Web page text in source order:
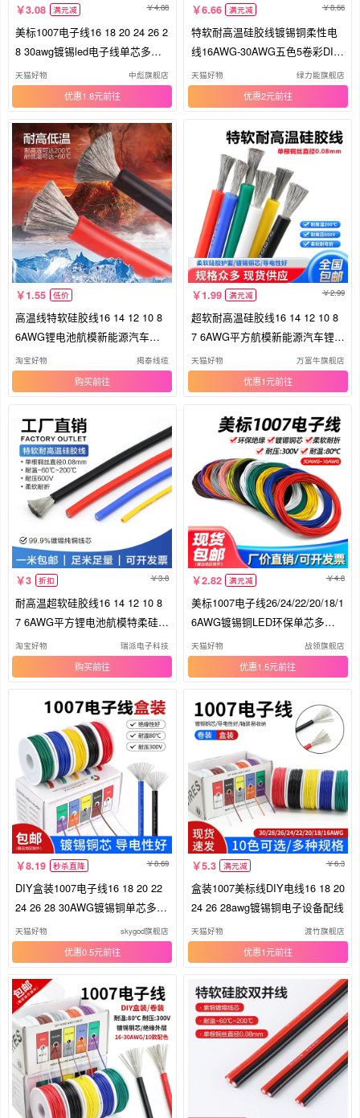
3.08 满元减 4.88
美标1007电子线16 18 20 24 26 2
8 30awg镀锡led电子线单芯多股
线
天猫好物 中彪旗舰店
优惠1.8元
6.66 满元减 8.66
特软耐高温硅胶线镀锡铜柔性电
线16AWG-30AWG五色5卷彩DIY
盒装线
天猫好物 绿力能旗舰店
优惠2元
1.55 低价
高温线特软硅胶线16 14 12 10 8
6AWG锂电池航模新能源汽车导
线
淘宝好物 揭泰线缆
购买
1.99 满元减 2.99
超软耐高温硅胶线16 14 12 10 8
7 6AWG平方航模新能源汽车锂电
池
天猫好物 万富牛旗舰店
优惠1元
3 折扣 3.8
耐高温超软硅胶线16 14 12 10 8
7 6AWG平方锂电池航模特柔硅胶
线
淘宝好物 瑞派电子科技
购买
2.82 满元减 4.8
美标1007电子线26/24/22/20/18/1
6AWG镀锡铜LED环保单芯多股
电线
天猫好物 战领旗舰店
优惠1.5元
8.19 秒杀直降 8.69
DIY盒装1007电子线16 18 20 22
24 26 28 30AWG镀锡铜单芯多股
线
天猫好物 skygod旗舰店
优惠0.5元
5.3 满元减 6.3
盒装1007美标线DIY电线16 18 20
24 26 28awg镀锡铜电子设备配线
天猫好物 渡竹旗舰店
优惠1元